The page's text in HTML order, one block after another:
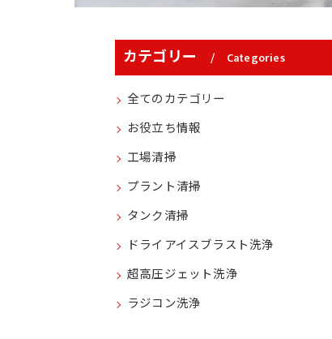
カテゴリー Categories
全てのカテゴリー
お役立ち情報
工場清掃
プラント清掃
タンク清掃
ドライアイスブラスト洗浄
超高圧ジェット洗浄
ラジコン洗浄